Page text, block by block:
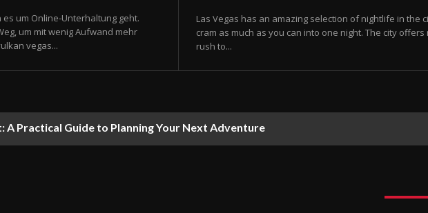
um Online-Unterhaltung geht.
um mit wenig Aufwand mehr
vegas...
Las Vegas has an amazing selection of nightlife in the
cram as much as you can into one night. The city
rush to...
A Practical Guide to Planning Your Next Adventure